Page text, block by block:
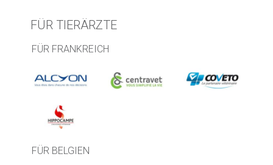
FÜR TIERÄRZTE
FÜR FRANKREICH
FÜR BELGIEN